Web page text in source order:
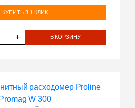
КУПИТЬ В 1 КЛИК
+ В КОРЗИНУ